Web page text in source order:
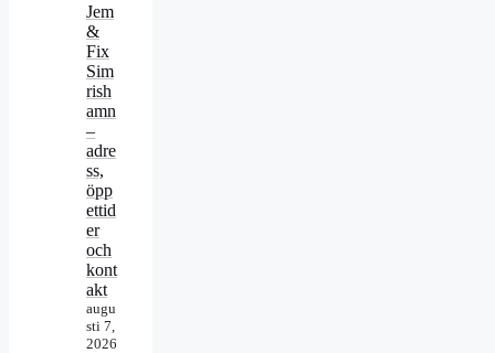
Jem
&
Fix
Sim
rish
amn
–
adre
ss,
öpp
ettid
er
och
kont
akt
augu
sti 7,
2026